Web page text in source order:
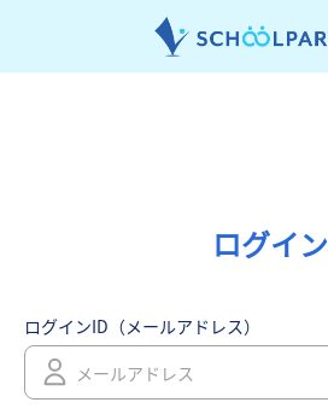
ログイン
ログインID（メールアドレス）